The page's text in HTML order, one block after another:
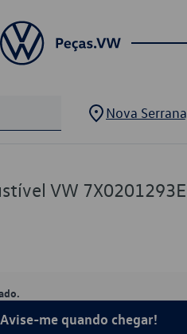
Nova Serrana
VW 7X0201293E
Avise-me quando chegar!